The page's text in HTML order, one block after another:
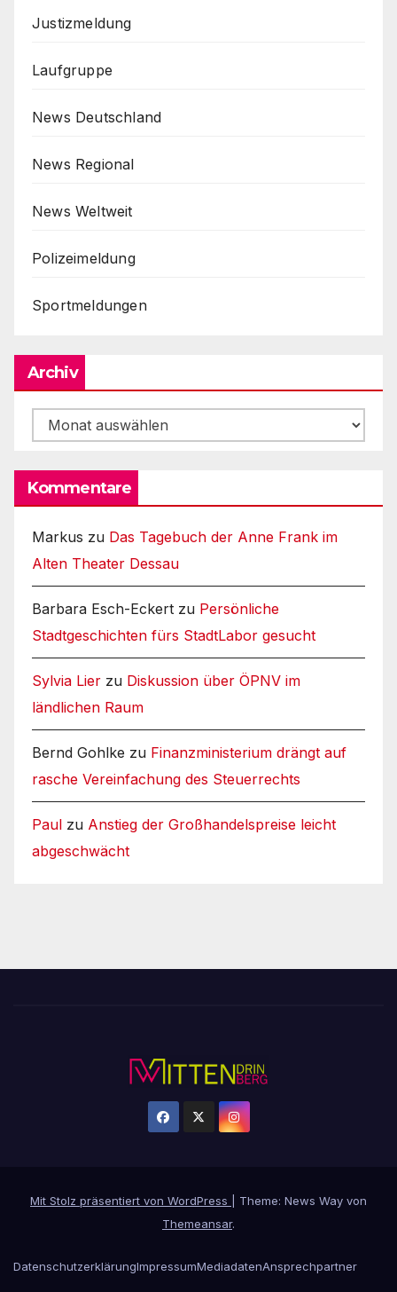
Justizmeldung
Laufgruppe
News Deutschland
News Regional
News Weltweit
Polizeimeldung
Sportmeldungen
Archiv
Archiv
Kommentare
Markus zu Das Tagebuch der Anne Frank im
Alten Theater Dessau
Barbara Esch-Eckert zu Persönliche
Stadtgeschichten fürs StadtLabor gesucht
Sylvia Lier zu Diskussion über ÖPNV im
ländlichen Raum
Bernd Gohlke zu Finanzministerium drängt auf
rasche Vereinfachung des Steuerrechts
Paul zu Anstieg der Großhandelspreise leicht
abgeschwächt
Mit Stolz präsentiert von WordPress
Theme: News Way von
Themeansar.
DatenschutzerklärungImpressumMediadatenAnsprechpartner